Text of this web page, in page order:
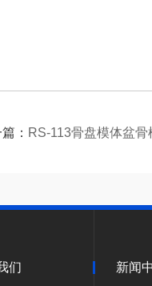
篇： RS-113骨盘模体盆
们 新闻